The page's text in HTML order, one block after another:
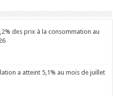
des prix à la consommation au
a atteint 5,1% au mois de juillet